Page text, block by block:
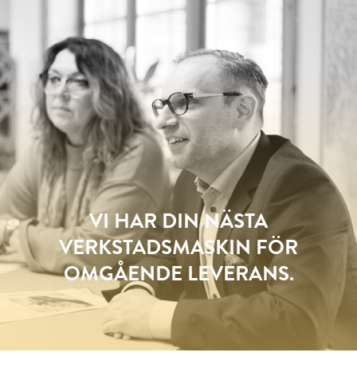
VI HAR DIN NÄSTA
VERKSTADSMASKIN FÖR
OMGÅENDE LEVERANS.